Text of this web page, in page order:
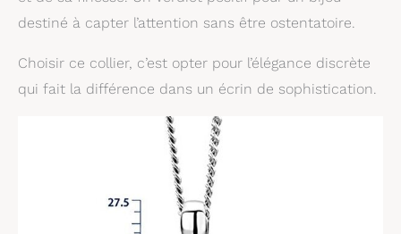
destiné à capter l’attention sans être ostentatoire.
Choisir ce collier, c’est opter pour l’élégance discrète
qui fait la différence dans un écrin de sophistication.